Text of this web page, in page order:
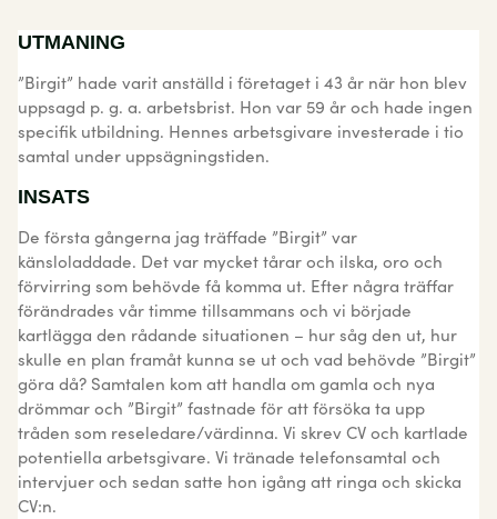
UTMANING
”Birgit” hade varit anställd i företaget i 43 år när hon blev
uppsagd p. g. a. arbetsbrist. Hon var 59 år och hade ingen
specifik utbildning. Hennes arbetsgivare investerade i tio
samtal under uppsägningstiden.
INSATS
De första gångerna jag träffade ”Birgit” var
känsloladdade. Det var mycket tårar och ilska, oro och
förvirring som behövde få komma ut. Efter några träffar
förändrades vår timme tillsammans och vi började
kartlägga den rådande situationen – hur såg den ut, hur
skulle en plan framåt kunna se ut och vad behövde ”Birgit”
göra då? Samtalen kom att handla om gamla och nya
drömmar och ”Birgit” fastnade för att försöka ta upp
tråden som reseledare/värdinna. Vi skrev CV och kartlade
potentiella arbetsgivare. Vi tränade telefonsamtal och
intervjuer och sedan satte hon igång att ringa och skicka
CV:n.